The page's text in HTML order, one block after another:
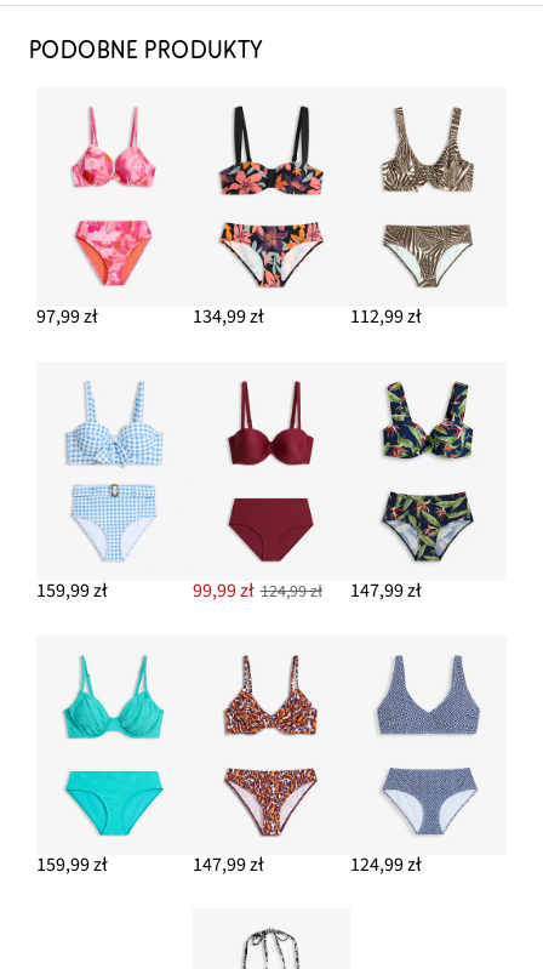
PODOBNE PRODUKTY
97,99 zł 134,99 zł 112,99 zł
159,99 zł 99,99 zł 124,99 zł 147,99 zł
159,99 zł 147,99 zł 124,99 zł